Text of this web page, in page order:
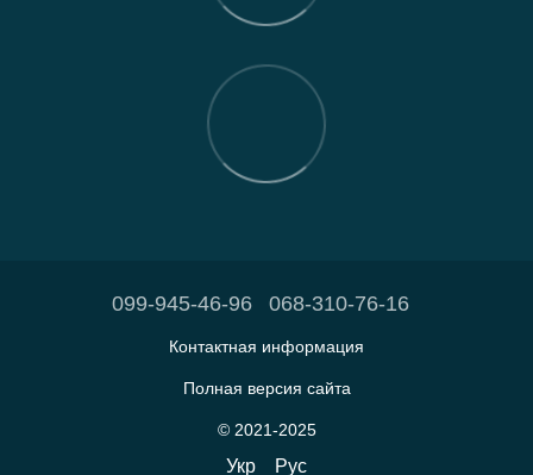
099-945-46-96 068-310-76-16
Контактная информация
Полная версия сайта
© 2021-2025
Укр Рус